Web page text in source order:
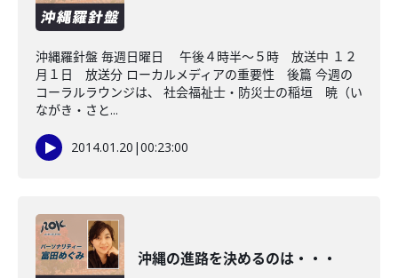
沖縄羅針盤 毎週日曜日 午後４時半～５時 放送中 １２
月１日 放送分 ローカルメディアの重要性 後篇 今週の
コーラルラウンジは、 社会福祉士・防災士の稲垣 暁（い
ながき・さと...
2014.01.20 |00:23:00
沖縄の進路を決めるのは・・・